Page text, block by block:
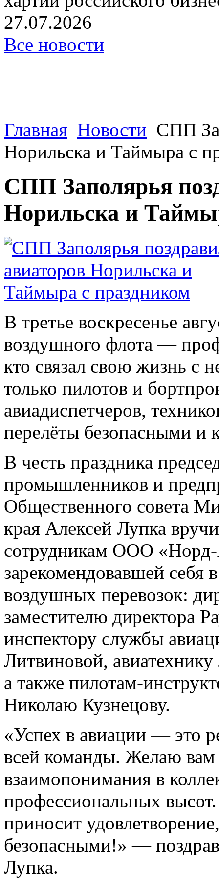
27.07.2026
Все новости
Главная Новости СПП
Норильска и Таймыра с
СПП Заполярья
Норильска и
В третье воскресенье
воздушного флота —
кто связал свою жизнь с
только пилотов и
авиадиспетчеров,
перелёты безопасными и
В честь праздника
промышленников и
Общественного совета
края Алексей Лупка
сотрудникам ООО
зарекомендовавшей себя
воздушных перевозок:
заместителю директора
инспектору службы
Литвиновой,
а также пилотам-
Николаю Кузнецову.
«Успех в авиации — это
всей команды. Желаю вам
взаимопонимания в
профессиональных
приносит
безопасными!» —
Лупка.